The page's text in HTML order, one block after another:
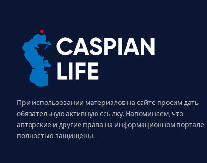
При использовании материалов на сайте просим дать
обязательную активную ссылку. Напоминаем, что
авторские и другие права на информационном портале
полностью защищены.